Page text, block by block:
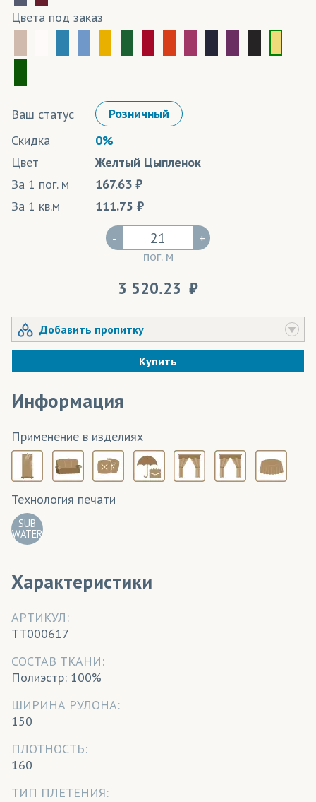
Цвета под заказ
Ваш статус
Розничный
Скидка
0%
Цвет
Желтый Цыпленок
За 1 пог. м
167.63
За 1 кв.м
111.75
-
пог. м
+
3 520.23
Добавить пропитку
Купить
Информация
Применение в изделиях
Технология печати
SUB
WATER
Характеристики
АРТИКУЛ:
TT000617
CОСТАВ ТКАНИ:
Полиэстр: 100%
ШИРИНА РУЛОНА:
150
ПЛОТНОСТЬ:
160
ТИП ПЛЕТЕНИЯ: